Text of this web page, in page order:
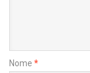
Nome *